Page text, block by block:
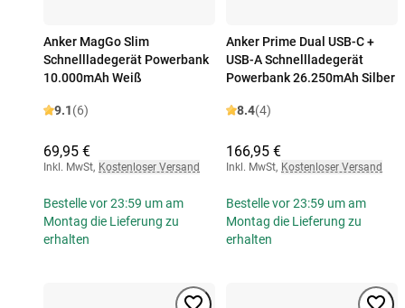
Anker MagGo Slim
Schnellladegerät Powerbank
10.000mAh Weiß
9.1(6)
69,95 €
Inkl. MwSt, Kostenloser Versand
Bestelle vor 23:59 um am
Montag die Lieferung zu
erhalten
Anker Prime Dual USB-C +
USB-A Schnellladegerät
Powerbank 26.250mAh Silber
8.4(4)
166,95 €
Inkl. MwSt, Kostenloser Versand
Bestelle vor 23:59 um am
Montag die Lieferung zu
erhalten